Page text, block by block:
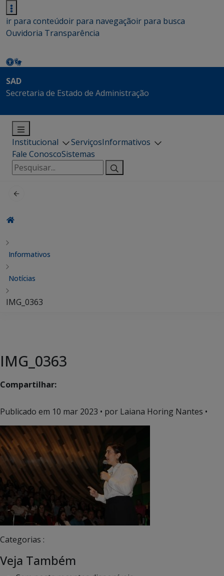
ir para conteúdoir para navegaçãoir para busca
Ouvidoria Transparência
SAD
Secretaria de Estado de Administração
Institucional ServiçosInformativos
Fale ConoscoSistemas
Pesquisar
por:
Informativos
Notícias
IMG_0363
IMG_0363
Compartilhar:
Publicado em 10 mar 2023 • por Laiana Horing Nantes •
Categorias :
Veja Também